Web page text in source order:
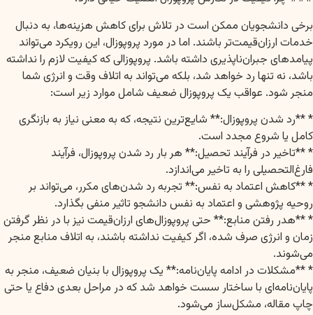
برخی دانشجویان ممکن است در تلاش برای کاهش هزینه‌ها، به دنبال
خدمات ارزان‌قیمت‌تر باشند. اما در مورد پروپوزال، این رویکرد می‌تواند
پیامدهای جبران‌ناپذیری داشته باشد. پروپوزالی که کیفیت لازم را نداشته
باشد، نه تنها رد خواهد شد، بلکه می‌تواند به اتلاف وقت و انرژی شما
منجر شود. عواقب یک پروپوزال ضعیف شامل موارد زیر است:
* **رد شدن پروپوزال:** شایع‌ترین نتیجه، که به معنی نیاز به بازنگری
کامل یا شروع مجدد است.
* **تاخیر در فرآیند تحصیل:** هر بار رد شدن پروپوزال، فرآیند
فارغ‌التحصیلی را به تاخیر می‌اندازد.
* **کاهش اعتماد به نفس:** تجربه رد شدن‌های مکرر، می‌تواند بر
روحیه پژوهشی و اعتماد به نفس دانشجو تاثیر منفی بگذارد.
* **هدر رفتن منابع:** حتی پروپوزال‌های ارزان‌قیمت نیز با در نظر گرفتن
زمان و انرژی صرف شده، اگر کیفیت نداشته باشند، به اتلاف منابع منجر
می‌شوند.
* **مشکلات در ادامه پایان‌نامه:** یک پروپوزال با بنیان ضعیف، منجر به
پایان‌نامه‌ای با ساختار سست خواهد شد که در مراحل بعدی دفاع یا حتی
چاپ مقاله، مشکل‌ساز می‌شود.